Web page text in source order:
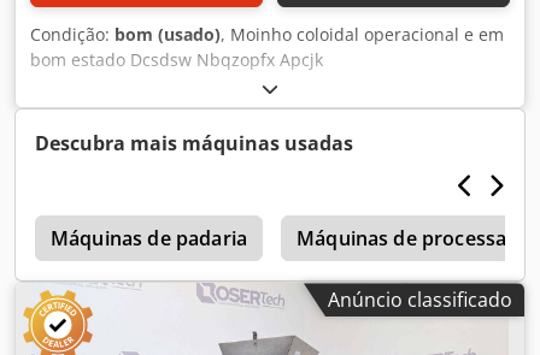
Condição: bom (usado), Moinho coloidal operacional e em
bom estado Dcsdsw Nbqzopfx Apcjk
Descubra mais máquinas usadas
Máquinas de padaria Máquinas de
Anúncio classificado